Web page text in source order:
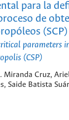
para la
de
(SCP)
parameters
(CSP)
Miranda Cruz,
Saide Batista